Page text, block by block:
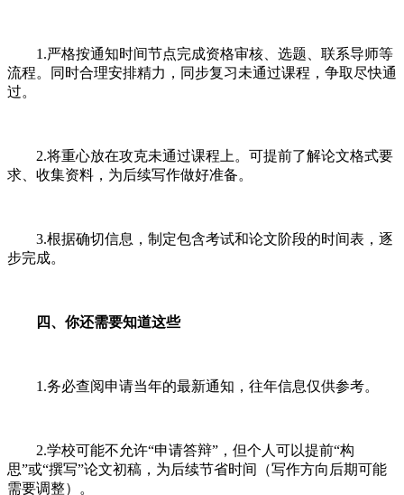
1.严格按通知时间节点完成资格审核、选题、联系导师等
流程。同时合理安排精力，同步复习未通过课程，争取尽快通
过。
2.将重心放在攻克未通过课程上。可提前了解论文格式要
求、收集资料，为后续写作做好准备。
3.根据确切信息，制定包含考试和论文阶段的时间表，逐
步完成。
四、你还需要知道这些
1.务必查阅申请当年的最新通知，往年信息仅供参考。
2.学校可能不允许“申请答辩”，但个人可以提前“构
思”或“撰写”论文初稿，为后续节省时间（写作方向后期可能
需要调整）。